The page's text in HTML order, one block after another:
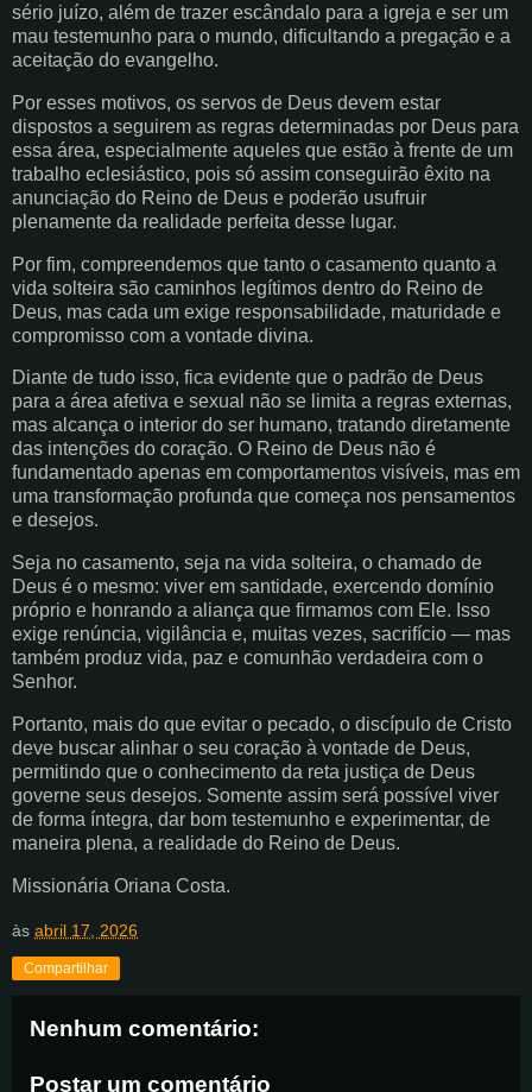
sério juízo, além de trazer escândalo para a igreja e ser um
mau testemunho para o mundo, dificultando a pregação e a
aceitação do evangelho.
Por esses motivos, os servos de Deus devem estar
dispostos a seguirem as regras determinadas por Deus para
essa área, especialmente aqueles que estão à frente de um
trabalho eclesiástico, pois só assim conseguirão êxito na
anunciação do Reino de Deus e poderão usufruir
plenamente da realidade perfeita desse lugar.
Por fim, compreendemos que tanto o casamento quanto a
vida solteira são caminhos legítimos dentro do Reino de
Deus, mas cada um exige responsabilidade, maturidade e
compromisso com a vontade divina.
Diante de tudo isso, fica evidente que o padrão de Deus
para a área afetiva e sexual não se limita a regras externas,
mas alcança o interior do ser humano, tratando diretamente
das intenções do coração. O Reino de Deus não é
fundamentado apenas em comportamentos visíveis, mas em
uma transformação profunda que começa nos pensamentos
e desejos.
Seja no casamento, seja na vida solteira, o chamado de
Deus é o mesmo: viver em santidade, exercendo domínio
próprio e honrando a aliança que firmamos com Ele. Isso
exige renúncia, vigilância e, muitas vezes, sacrifício — mas
também produz vida, paz e comunhão verdadeira com o
Senhor.
Portanto, mais do que evitar o pecado, o discípulo de Cristo
deve buscar alinhar o seu coração à vontade de Deus,
permitindo que o conhecimento da reta justiça de Deus
governe seus desejos. Somente assim será possível viver
de forma íntegra, dar bom testemunho e experimentar, de
maneira plena, a realidade do Reino de Deus.
Missionária Oriana Costa.
às abril 17, 2026
Compartilhar
Nenhum comentário:
Postar um comentário